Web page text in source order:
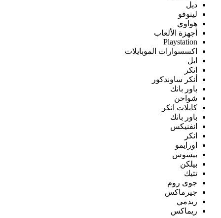
ديل
لينوفو
هواوي
أجهزة الألعاب
Playstation
اكسسوارات الموبايلات
ابل
انكر
أنكر ساوندكور
باور بانك
شواحن
كابلات انكر
باور بانك
انفنيكس
انكر
اورايمو
بيسوس
بيلكن
تتيك
جوى روم
جيرماكس
ريدمي
ريماكس